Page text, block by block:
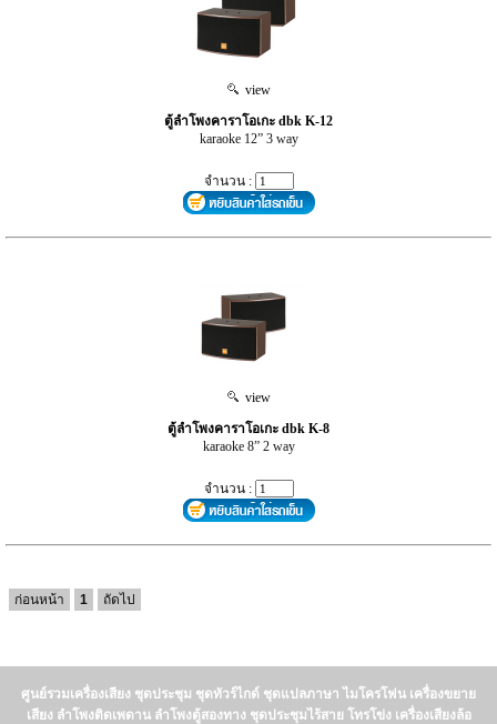
view
ตู้ลำโพงคาราโอเกะ dbk K-12
karaoke 12” 3 way
จำนวน :
view
ตู้ลำโพงคาราโอเกะ dbk K-8
karaoke 8” 2 way
จำนวน :
ก่อนหน้า 1 ถัดไป
ศูนย์รวมเครื่องเสียง ชุดประชุม ชุดทัวร์ไกด์ ชุดแปลภาษา ไมโครโฟน เครื่องขยาย
เสียง ลำโพงติดเพดาน ลำโพงตู้สองทาง ชุดประชุมไร้สาย โทรโข่ง เครื่องเสียงล้อ